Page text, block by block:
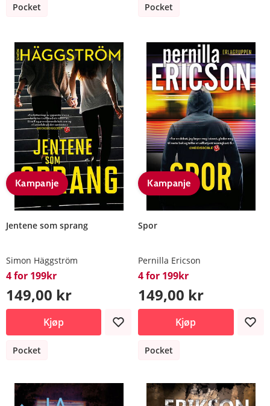
Pocket Pocket
Kampanje
Jentene som sprang
Simon Häggström
4 for 199kr
149,00 kr
Kjøp
Pocket
Kampanje
Spor
Pernilla Ericson
4 for 199kr
149,00 kr
Kjøp
Pocket